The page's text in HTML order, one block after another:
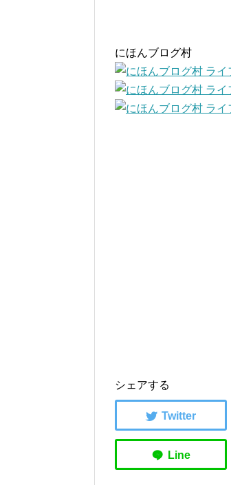
にほんブログ村
シェアする